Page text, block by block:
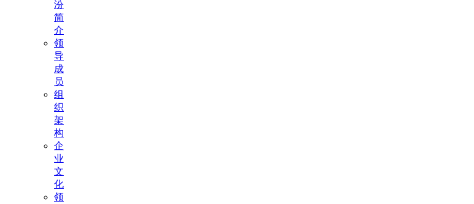
汾
简
介
领
导
成
员
组
织
架
构
企
业
文
化
领